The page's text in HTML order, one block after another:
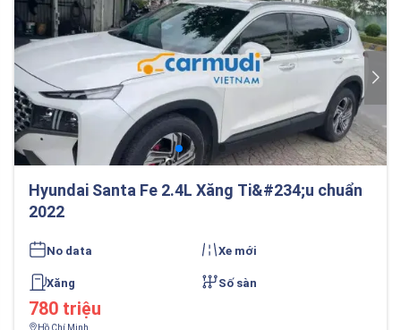
Hyundai Santa Fe 2.4L Xăng Ti&#234;u chuẩn
2022
No data Xe mới
Xăng Số sàn
780 triệu
Hồ Chí Minh